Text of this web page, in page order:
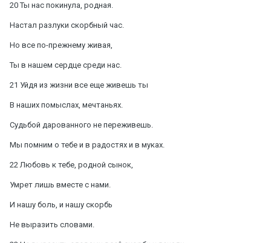
20 Ты нас покинула, родная.
Настал разлуки скорбный час.
Но все по-прежнему живая,
Ты в нашем сердце среди нас.
21 Уйдя из жизни все еще живешь ты
В наших помыслах, мечтаньях.
Судьбой дарованного не переживешь.
Мы помним о тебе и в радостях и в муках.
22 Любовь к тебе, родной сынок,
Умрет лишь вместе с нами.
И нашу боль, и нашу скорбь
Не выразить словами.